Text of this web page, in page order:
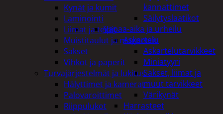
kannattimet
Säilytyslaatikot
Vapaa-aika ja urheilu
Askartelu
Askartelutarvikkeet
Miniatyyri
Sakset, liimat ja
muut tarvikkeet
Värikynät
Harrasteet
Kynät ja kumit
Laminointi
Liimat ja teipit
Muistitaulut ja magneetit
Sakset
Vihkot ja paperit
Turvajärjestelmät ja lukitus
Hälyttimet ja kamerat
Palovaroittimet
Riippulukot